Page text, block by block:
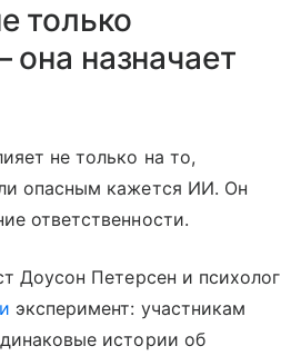
только
назначает
не только на то,
опасным кажется ИИ. Он
ответственности.
Доусон Петерсен и психолог
эксперимент: участникам
истории об